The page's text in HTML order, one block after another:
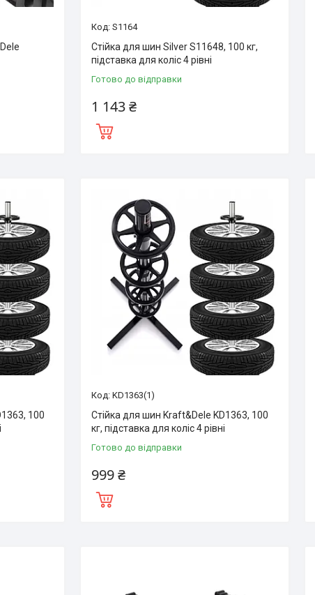
S1164
Стійка для шин Silver S11648, 100 кг,
підставка для коліс 4 рівні
Готово до відправки
1 143 ₴
100
KD1363(1)
Стійка для шин Kraft&Dele KD1363, 100
кг, підставка для коліс 4 рівні
Готово до відправки
999 ₴